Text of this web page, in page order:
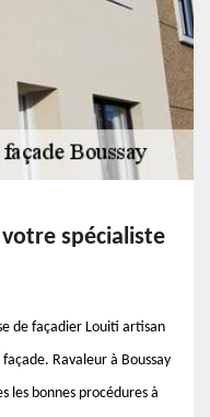
spécialiste
de façadier Louiti artisan
Ravaleur à Boussay
les bonnes procédures à